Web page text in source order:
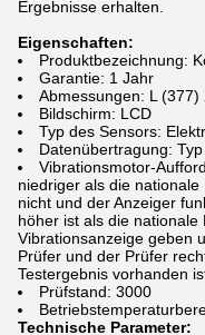
Ergebnisse erhalten.
Eigenschaften:
Produktbezeichnung:
Garantie: 1 Jahr
Abmessungen: L (377)
Bildschirm: LCD
Typ des Sensors:
Datenübertragung:
Vibrationsmotor-
niedriger als die
nicht und der Anzeiger
höher ist als die
Vibrationsanzeige geben
Prüfer und der Prüfer
Testergebnis vorhanden
Prüfstand: 3000
Technische Parameter: